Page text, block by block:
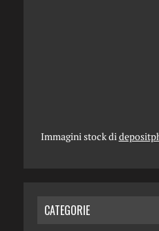
Immagini stock di
CATEGORIE